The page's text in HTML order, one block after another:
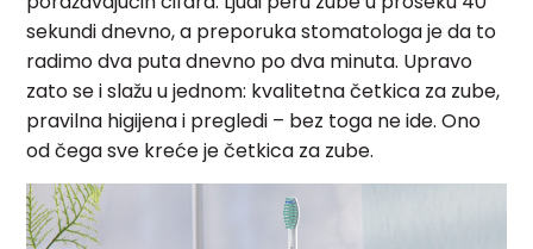
sekundi dnevno, a preporuka stomatologa je da to
radimo dva puta dnevno po dva minuta. Upravo
zato se i slažu u jednom: kvalitetna četkica za zube,
pravilna higijena i pregledi – bez toga ne ide. Ono
od čega sve kreće je četkica za zube.